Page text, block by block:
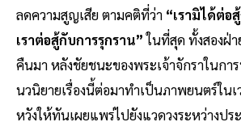
ลดความสูญเสีย ตามคติที่ว่า “เรามิได้ต่
เราต่อสู้กับการรุกราน”ในที่สุด ทั้งสองฝ่
คืนมา หลังชัยชนะของพระเจ้าจักราในกา
นวนิยายเรื่องนี้ต่อมาทำเป็นภาพยนตร์ใน
หวังให้ทันเผยแพร่ไปยังแวดวงระหว่างป